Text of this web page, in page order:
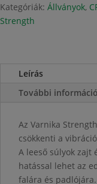
platform
mennyiség
Kategóriák: Állványok,
Strength
Leírás
További
Az Varnika
csökkenti a
A leeső súlyok zajt
hatással lehet az
falára és